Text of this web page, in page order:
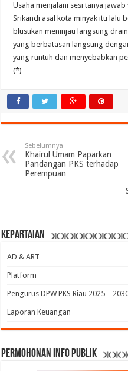
Usaha menjalani sesi tanya
Srikandi asal kota minyak itu lalu
blusukan meninjau langsung
yang berbatasan langsung
yang runtuh dan menyebabkan
(*)
Sebelumnya
Khairul Umam Paparkan
Pandangan PKS terhadap
Perempuan
Kepartaian
AD & ART
Platform
Pengurus DPW PKS Riau 2025 –
Laporan Keuangan
permohonan Info Publik